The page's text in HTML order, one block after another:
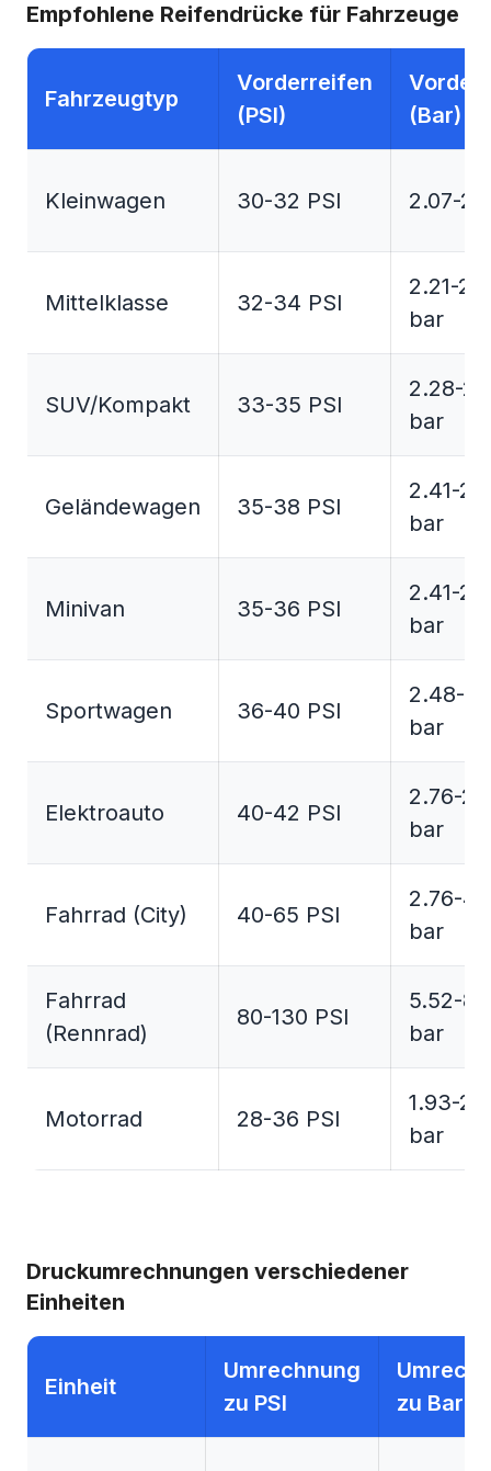
Empfohlene Reifendrücke für Fahrzeuge
Fahrzeugtyp
Vorderreifen
(PSI)
(Bar)
Kleinwagen 30-32 PSI 2.07-
Mittelklasse 32-34 PSI
2.21-
bar
SUV/Kompakt 33-35 PSI
2.28-
bar
Geländewagen 35-38 PSI
2.41-
bar
Minivan 35-36 PSI
2.41-
bar
Sportwagen 36-40 PSI
2.48-
bar
Elektroauto 40-42 PSI
2.76-
bar
Fahrrad (City) 40-65 PSI
2.76-
bar
Fahrrad
(Rennrad)
80-130 PSI
5.52-
bar
Motorrad 28-36 PSI
1.93-
bar
Druckumrechnungen verschiedener
Einheiten
Einheit
Umrechnung
zu PSI
zu Bar